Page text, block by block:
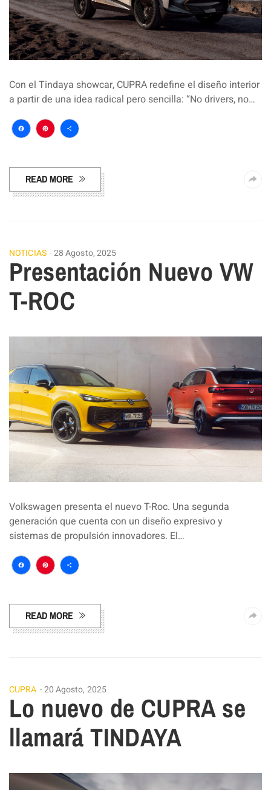
Con el Tindaya showcar, CUPRA redefine el diseño interior
a partir de una idea radical pero sencilla: “No drivers, no…
Facebook
Pinterest
Compartir
READ MORE
NOTICIAS 28 Agosto, 2025
Presentación Nuevo VW
T-ROC
Volkswagen presenta el nuevo T-Roc. Una segunda
generación que cuenta con un diseño expresivo y
sistemas de propulsión innovadores. El…
Facebook
Pinterest
Compartir
READ MORE
CUPRA 20 Agosto, 2025
Lo nuevo de CUPRA se
llamará TINDAYA